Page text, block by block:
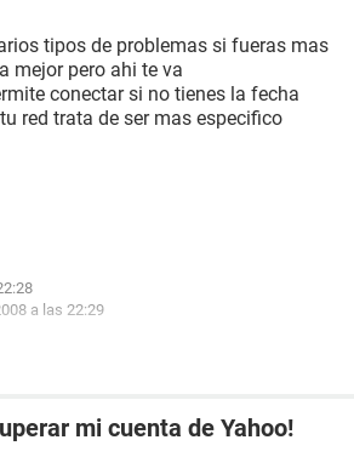
tipos de problemas si fueras mas
mejor pero ahi te va
conectar si no tienes la fecha
red trata de ser mas especifico
a las 22:29
mi cuenta de Yahoo!